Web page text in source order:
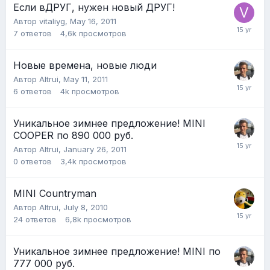
Если вДРУГ, нужен новый ДРУГ!
Автор vitaliyg, May 16, 2011
7 ответов 4,6k просмотров
Новые времена, новые люди
Автор Altrui, May 11, 2011
6 ответов 4k просмотров
Уникальное зимнее предложение! MINI
COOPER по 890 000 руб.
Автор Altrui, January 26, 2011
0 ответов 3,4k просмотров
MINI Countryman
Автор Altrui, July 8, 2010
24 ответов 6,8k просмотров
Уникальное зимнее предложение! MINI по
777 000 руб.